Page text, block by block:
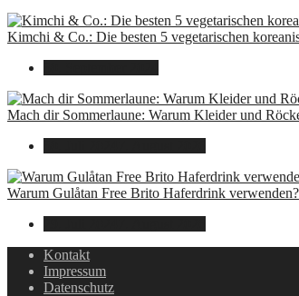
Kimchi & Co.: Die besten 5 vegetarischen
Mach dir Sommerlaune: Warum Kleider und
Warum Gulåtan Free Brito Haferdrink verwenden?
Kontakt
Impressum
Datenschutz